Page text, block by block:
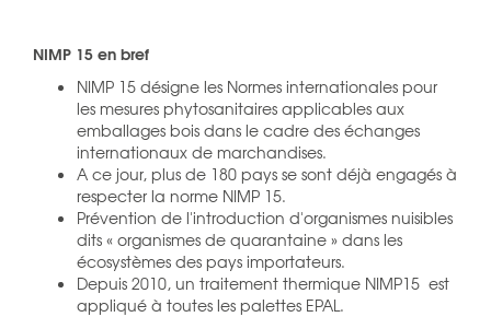
NIMP 15 en bref
NIMP 15 désigne les Normes internationales pour
les mesures phytosanitaires applicables aux
emballages bois dans le cadre des échanges
internationaux de marchandises.
A ce jour, plus de 180 pays se sont déjà engagés à
respecter la norme NIMP 15.
Prévention de l'introduction d'organismes nuisibles
dits « organismes de quarantaine » dans les
écosystèmes des pays importateurs.
Depuis 2010, un traitement thermique NIMP15 est
appliqué à toutes les palettes EPAL.